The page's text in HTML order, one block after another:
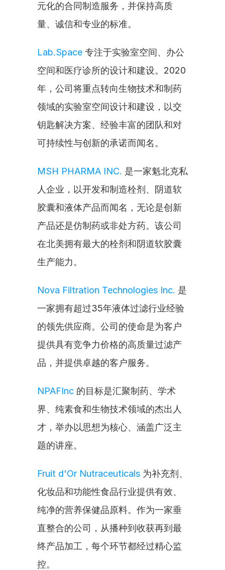
元化的合同制造服务，并保持高质
量、诚信和专业的标准。
Lab.Space 专注于实验室空间、办公
空间和医疗诊所的设计和建设。2020
年，公司将重点转向生物技术和制药
领域的实验室空间设计和建设，以交
钥匙解决方案、经验丰富的团队和对
可持续性与创新的承诺而闻名。
MSH PHARMA INC. 是一家魁北克私
人企业，以开发和制造栓剂、阴道软
胶囊和液体产品而闻名，无论是创新
产品还是仿制药或非处方药。该公司
在北美拥有最大的栓剂和阴道软胶囊
生产能力。
Nova Filtration Technologies Inc. 是
一家拥有超过35年液体过滤行业经验
的领先供应商。公司的使命是为客户
提供具有竞争力价格的高质量过滤产
品，并提供卓越的客户服务。
NPAFInc 的目标是汇聚制药、学术
界、纯素食和生物技术领域的杰出人
才，举办以思想为核心、涵盖广泛主
题的讲座。
Fruit d'Or Nutraceuticals 为补充剂、
化妆品和功能性食品行业提供有效、
纯净的营养保健品原料。作为一家垂
直整合的公司，从播种到收获再到最
终产品加工，每个环节都经过精心监
控。